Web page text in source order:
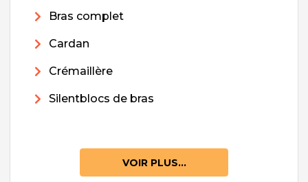
Bras complet
Cardan
Crémaillère
Silentblocs de bras
VOIR PLUS...